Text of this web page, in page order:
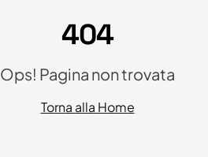
404
Ops! Pagina non trovata
Torna alla Home